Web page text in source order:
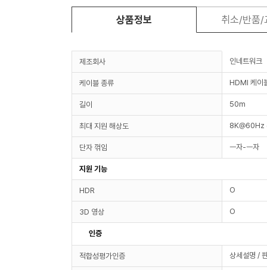
상품정보 취소/반품/
제조회사 인네트워크
케이블 종류 HDMI 케이
길이 50m
최대 지원 해상도 8K@60Hz
단자 꺾임 ㅡ자-ㅡ자
지원 기능
HDR O
3D 영상 O
인증
적합성평가인증 상세설명 /